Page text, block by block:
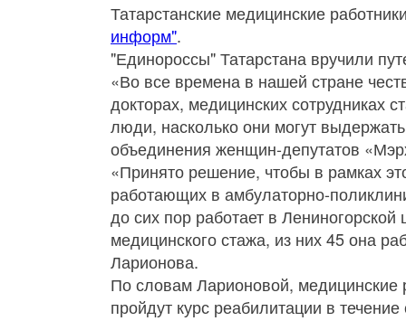
Татарстанские медицинские
информ".
"Единороссы" Татарстана вручили
«Во все времена в нашей стране
докторах, медицинских сотрудниках
люди, насколько они могут
объединения женщин-депутатов
«Принято решение, чтобы в рамках
работающих в амбулаторно-
до сих пор работает в
медицинского стажа, из них 45 она
Ларионова.
По словам Ларионовой, медицинские
пройдут курс реабилитации в